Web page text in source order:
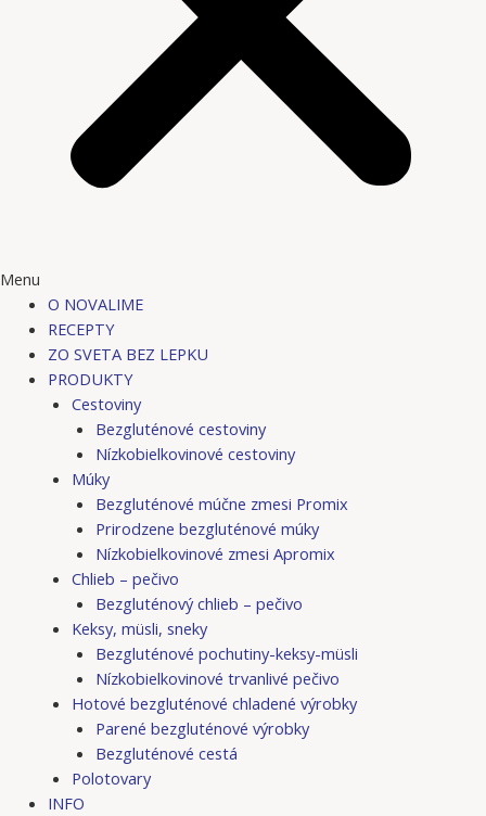
Menu
O NOVALIME
RECEPTY
ZO SVETA BEZ LEPKU
PRODUKTY
Cestoviny
Bezgluténové cestoviny
Nízkobielkovinové cestoviny
Múky
Bezgluténové múčne zmesi Promix
Prirodzene bezgluténové múky
Nízkobielkovinové zmesi Apromix
Chlieb – pečivo
Bezgluténový chlieb – pečivo
Keksy, müsli, sneky
Bezgluténové pochutiny-keksy-müsli
Nízkobielkovinové trvanlivé pečivo
Hotové bezgluténové chladené výrobky
Parené bezgluténové výrobky
Bezgluténové cestá
Polotovary
INFO